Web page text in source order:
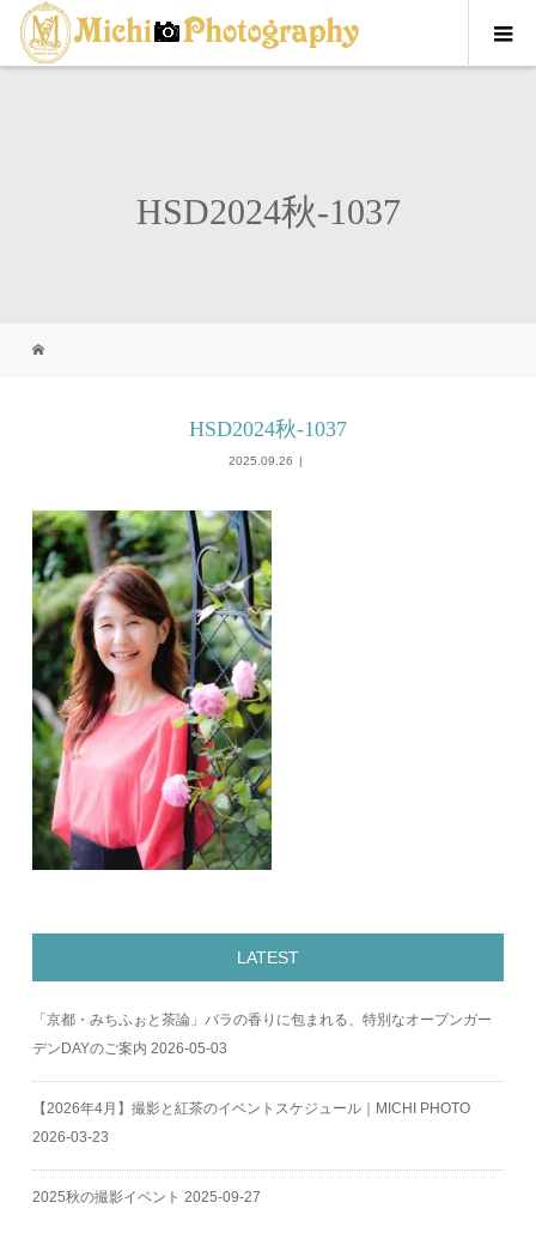
HSD2024秋-1037
HSD2024秋-1037
2025.09.26
LATEST
「京都・みちふぉと茶論」バラの香りに包まれる、特別なオープンガー
デンDAYのご案内 2026-05-03
【2026年4月】撮影と紅茶のイベントスケジュール｜MICHI PHOTO
2026-03-23
2025秋の撮影イベント 2025-09-27